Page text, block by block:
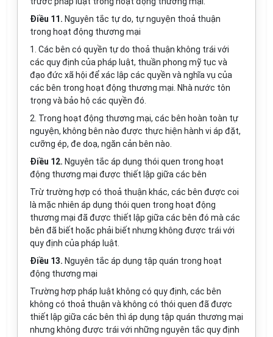
Điều 11. Nguyên tắc tự do, tự nguyện thoả thuận
trong hoạt động thương mại
1. Các bên có quyền tự do thoả thuận không trái với
các quy định của pháp luật, thuần phong mỹ tục và
đạo đức xã hội để xác lập các quyền và nghĩa vụ của
các bên trong hoạt động thương mại. Nhà nước tôn
trọng và bảo hộ các quyền đó.
2. Trong hoạt động thương mại, các bên hoàn toàn tự
nguyện, không bên nào được thực hiện hành vi áp đặt,
cưỡng ép, đe doạ, ngăn cản bên nào.
Điều 12. Nguyên tắc áp dụng thói quen trong hoạt
động thương mại được thiết lập giữa các bên
Trừ trường hợp có thoả thuận khác, các bên được coi
là mặc nhiên áp dụng thói quen trong hoạt động
thương mại đã được thiết lập giữa các bên đó mà các
bên đã biết hoặc phải biết nhưng không được trái với
quy định của pháp luật.
Điều 13. Nguyên tắc áp dụng tập quán trong hoạt
động thương mại
Trường hợp pháp luật không có quy định, các bên
không có thoả thuận và không có thói quen đã được
thiết lập giữa các bên thì áp dụng tập quán thương mại
nhưng không được trái với những nguyên tắc quy định